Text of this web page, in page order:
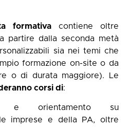
formativacontiene oltre
partire dalla seconda metà
sia nei temi che
formazione on-site o da
o di durata maggiore). Le
corsi di:
e orientamento su
imprese e della PA, oltre